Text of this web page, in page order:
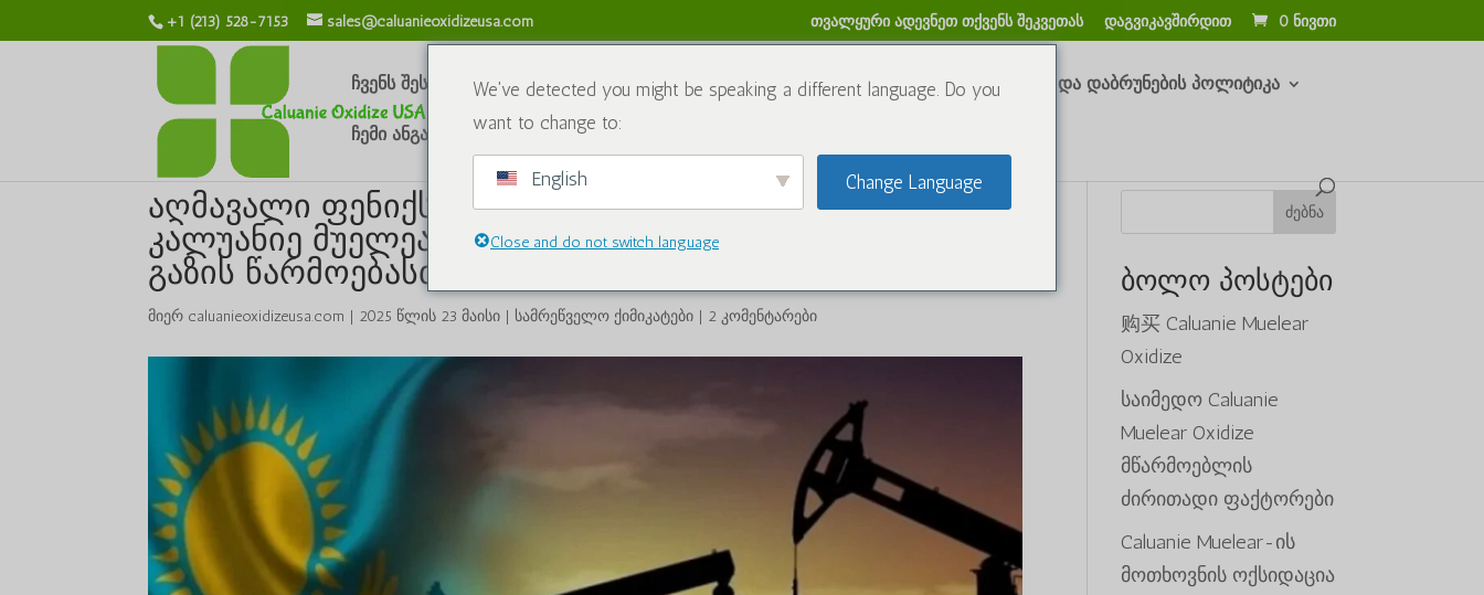
+1 (213) 528-7153 sales@caluanieoxidizeusa.com თვალყური ადევნეთ თქვენს შეკვეთას დაგვიკავშირდით 0 ნივთი
ჩვენს შესახებ ქიმიკატები ბლოგი დაგვიკავშირდით თანხის დაბრუნებისა და დაბრუნების პოლიტიკა
ჩემი ანგარიში
აღმავალი ფენიქსი: ყაზახეთის ეკონომიკა და
კალუანიე მუელეარ ოქსიდის როლი ნავთობისა და
გაზის წარმოებასთან შედარებით
მიერ caluanieoxidizeusa.com | 2025 წლის 23 მაისი | სამრეწველო ქიმიკატები | 2 კომენტარები
ძებნა
ბოლო პოსტები
购买 Caluanie Muelear
Oxidize
საიმედო Caluanie
Muelear Oxidize
მწარმოებლის
ძირითადი ფაქტორები
Caluanie Muelear-ის
მოთხოვნის ოქსიდაცია
We've detected you might be speaking a different language. Do you
want to change to:
English Change Language
Close and do not switch language